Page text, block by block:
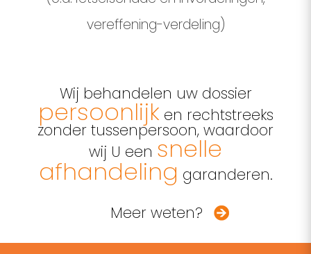
vereffening-verdeling)
Wij behandelen uw dossier
persoonlijken rechtstreeks
zonder tussenpersoon, waardoor
wij U een snelle
afhandeling garanderen.
Meer weten?